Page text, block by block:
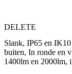
DELETE
Slank, IP65 en
buiten, In ronde en
1400lm en 2000lm,